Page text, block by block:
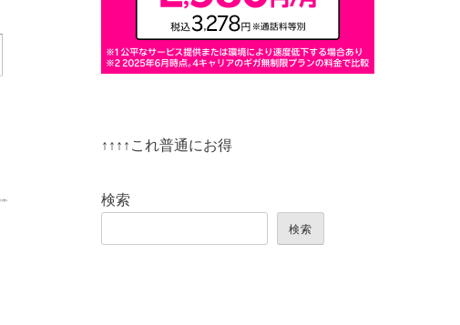
↑↑↑↑これ普通にお得
検索
検索